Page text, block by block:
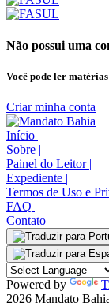
Não possui uma
Você pode ler
Criar minha conta
Início |
Sobre |
Painel do Leitor |
Expediente |
Termos de Uso e
FAQ |
Contato
Powered by
2026 Mandato